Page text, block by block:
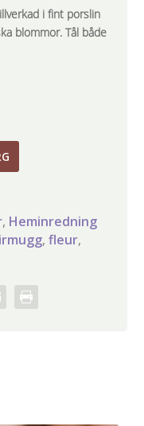
i fint porslin
blommor. Tål både
, Heminredning
,fleur,